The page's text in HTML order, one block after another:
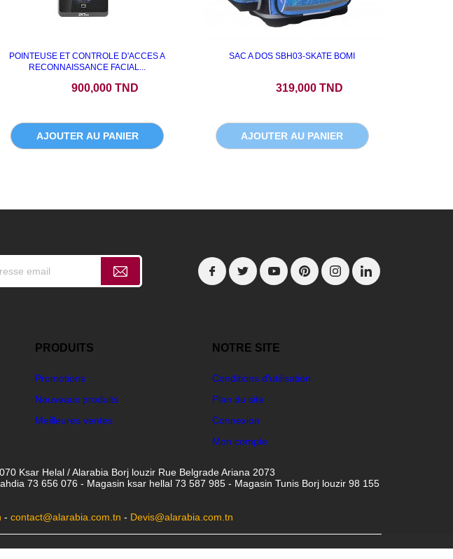
POINTEUSE ET CONTROLE D'ACCES A
RECONNAISSANCE FACIAL...
900,000 TND
AJOUTER AU PANIER
SAC A DOS SBH03-SKATE BOMI
319,000 TND
AJOUTER AU PANIER
PRODUITS
Promotions
Nouveaux produits
Meilleures ventes
NOTRE SITE
Conditions d'utilisation
Plan du site
Connexion
Mon compte
Ksar Helal / Alarabia Borj louzir Rue Belgrade Ariana 2073
73 656 076 - Magasin ksar hellal 73 587 985 - Magasin Tunis Borj louzir 98 155
- contact@alarabia.com.tn - Devis@alarabia.com.tn